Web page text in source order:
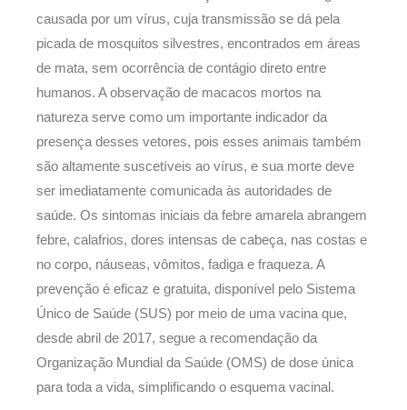
causada por um vírus, cuja transmissão se dá pela
picada de mosquitos silvestres, encontrados em áreas
de mata, sem ocorrência de contágio direto entre
humanos. A observação de macacos mortos na
natureza serve como um importante indicador da
presença desses vetores, pois esses animais também
são altamente suscetíveis ao vírus, e sua morte deve
ser imediatamente comunicada às autoridades de
saúde. Os sintomas iniciais da febre amarela abrangem
febre, calafrios, dores intensas de cabeça, nas costas e
no corpo, náuseas, vômitos, fadiga e fraqueza. A
prevenção é eficaz e gratuita, disponível pelo Sistema
Único de Saúde (SUS) por meio de uma vacina que,
desde abril de 2017, segue a recomendação da
Organização Mundial da Saúde (OMS) de dose única
para toda a vida, simplificando o esquema vacinal.